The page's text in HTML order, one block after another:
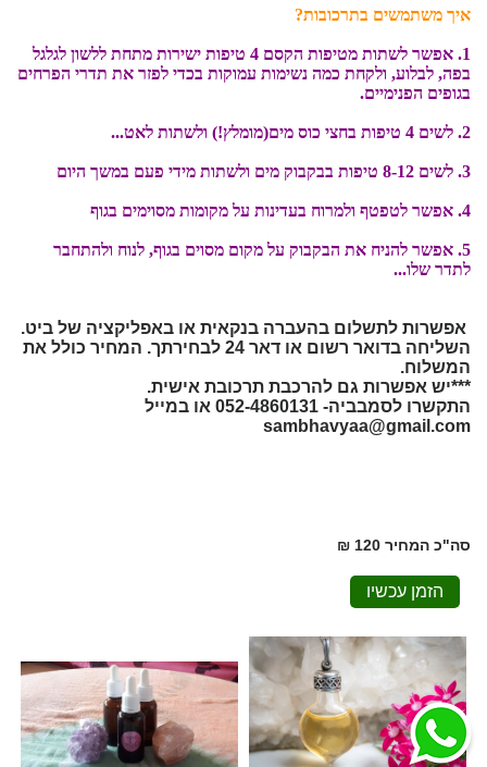
איך משתמשים בתרכובות?
1. אפשר לשתות מטיפות הקסם 4 טיפות ישירות מתחת ללשון לגלגל
בפה, לבלוע, ולקחת כמה נשימות עמוקות בכדי לפזר את תדרי הפרחים
בגופים הפנימיים.
2. לשים 4 טיפות בחצי כוס מים(מומלץ!) ולשתות לאט...
3. לשים 8-12 טיפות בבקבוק מים ולשתות מידי פעם במשך היום
4. אפשר לטפטף ולמרוח בעדינות על מקומות מסוימים בגוף
5. אפשר להניח את הבקבוק על מקום מסוים בגוף, לנוח ולהתחבר
לתדר שלו...
אפשרות לתשלום בהעברה בנקאית או באפליקציה של ביט.
השליחה בדואר רשום או דאר 24 לבחירתך. המחיר כולל את
המשלוח.
***יש אפשרות גם להרכבת תרכובת אישית.
התקשרו לסמבביה- 052-4860131 או במייל
sambhavyaa@gmail.com
סה"כ המחיר 120 ₪
הזמן עכשיו